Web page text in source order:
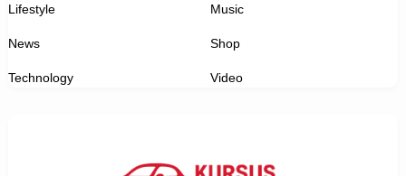
Lifestyle Music
News Shop
Technology Video